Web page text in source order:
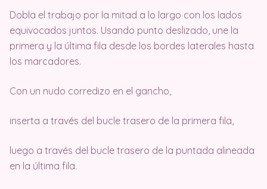
Dobla el trabajo por la mitad a lo largo con los lados
equivocados juntos. Usando punto deslizado, une la
primera y la última fila desde los bordes laterales hasta
los marcadores.
Con un nudo corredizo en el gancho,
inserta a través del bucle trasero de la primera fila,
luego a través del bucle trasero de la puntada alineada
en la última fila.